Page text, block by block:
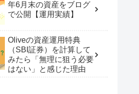
年6月末の資産をブログ
で公開【運用実績】
Oliveの資産運用特典
（SBI証券）を計算して
みたら「無理に狙う必要
はない」と感じた理由